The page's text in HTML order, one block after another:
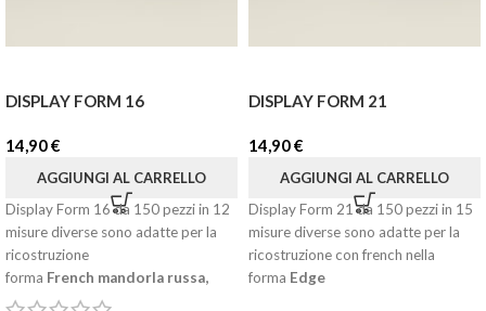
DISPLAY FORM 16
14,90€
AGGIUNGI AL CARRELLO
Display Form 16 da 150 pezzi in 12
misure diverse sono adatte per la
ricostruzione
forma French mandorla russa,
French mandorla moderna.
DISPLAY FORM 21
14,90€
AGGIUNGI AL CARRELLO
Display Form 21 da 150 pezzi in 15
misure diverse sono adatte per la
ricostruzione con french nella
forma Edge